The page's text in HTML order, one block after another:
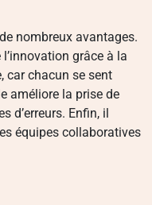
nombreux avantages.
grâce à la
car chacun se sent
améliore la prise de
d’erreurs. Enfin, il
équipes collaboratives